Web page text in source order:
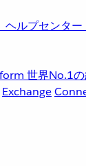
ヘルプセンター
世界No.1
Exchange